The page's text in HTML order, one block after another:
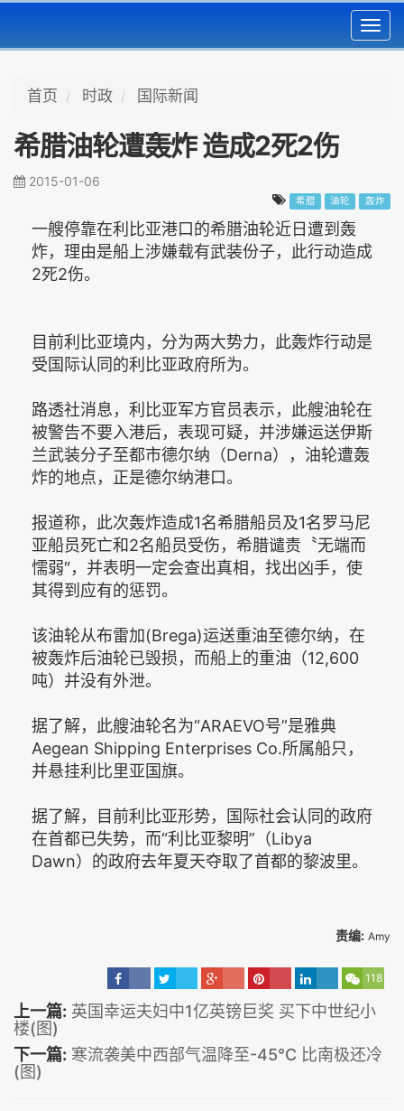
首页 时政 国际新闻
希腊油轮遭轰炸 造成2死2伤
2015-01-06
希腊 油轮 轰炸
一艘停靠在利比亚港口的希腊油轮近日遭到轰
炸，理由是船上涉嫌载有武装份子，此行动造成
2死2伤。
目前利比亚境内，分为两大势力，此轰炸行动是
受国际认同的利比亚政府所为。
路透社消息，利比亚军方官员表示，此艘油轮在
被警告不要入港后，表现可疑，并涉嫌运送伊斯
兰武装分子至都市德尔纳（Derna），油轮遭轰
炸的地点，正是德尔纳港口。
报道称，此次轰炸造成1名希腊船员及1名罗马尼
亚船员死亡和2名船员受伤，希腊谴责〝无端而
懦弱″，并表明一定会查出真相，找出凶手，使
其得到应有的惩罚。
该油轮从布雷加(Brega)运送重油至德尔纳，在
被轰炸后油轮已毁损，而船上的重油（12,600
吨）并没有外泄。
据了解，此艘油轮名为“ARAEVO号”是雅典
Aegean Shipping Enterprises Co.所属船只，
并悬挂利比里亚国旗。
据了解，目前利比亚形势，国际社会认同的政府
在首都已失势，而“利比亚黎明”（Libya
Dawn）的政府去年夏天夺取了首都的黎波里。
责编: Amy
118
上一篇: 英国幸运夫妇中1亿英镑巨奖 买下中世纪小
楼(图)
下一篇: 寒流袭美中西部气温降至-45℃ 比南极还冷
(图)